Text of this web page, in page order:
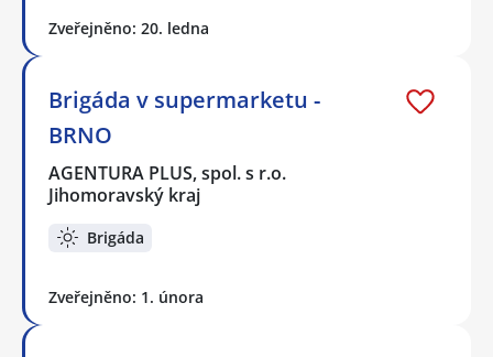
Zveřejněno: 20. ledna
Brigáda v supermarketu -
BRNO
AGENTURA PLUS, spol. s r.o.
Jihomoravský kraj
Brigáda
Zveřejněno: 1. února